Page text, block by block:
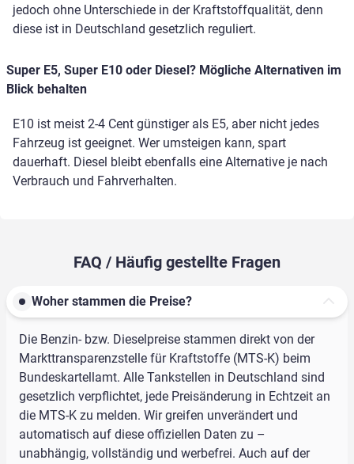
jedoch ohne Unterschiede in der Kraftstoffqualität, denn
diese ist in Deutschland gesetzlich reguliert.
Super E5, Super E10 oder Diesel? Mögliche Alternativen im
Blick behalten
E10 ist meist 2-4 Cent günstiger als E5, aber nicht jedes
Fahrzeug ist geeignet. Wer umsteigen kann, spart
dauerhaft. Diesel bleibt ebenfalls eine Alternative je nach
Verbrauch und Fahrverhalten.
FAQ / Häufig gestellte Fragen
Woher stammen die Preise?
Die Benzin- bzw. Dieselpreise stammen direkt von der
Markttransparenzstelle für Kraftstoffe (MTS-K) beim
Bundeskartellamt. Alle Tankstellen in Deutschland sind
gesetzlich verpflichtet, jede Preisänderung in Echtzeit an
die MTS-K zu melden. Wir greifen unverändert und
automatisch auf diese offiziellen Daten zu –
unabhängig, vollständig und werbefrei. Auch auf der